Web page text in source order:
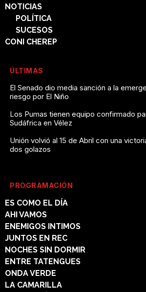
NOTICIAS
POLÍTICA
SUCESOS
CONI CHEREP
ÚLTIMAS
El Senado dio media sanción a la
riesgo por El Niño
Los Pumas tienen equipo confirmado
Sudáfrica en Vélez
Unión volvió al 15 de Abril con una
dos golazos
PROGRAMACIÓN
ES COMO EL DÍA
AHI VAMOS
ENEMIGOS INTIMOS
JUNTOS EN REC
NOCHES SIN DORMIR
ENTRE TATENGUES
ONDA VERDE
LA CAMARILLA